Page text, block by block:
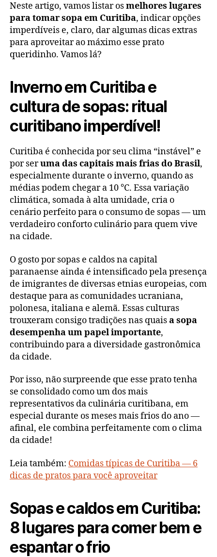
Neste artigo, vamos listar osmelhores lugares
para tomar sopa em Curitiba, indicar opções
imperdíveis e, claro, dar algumas dicas extras
para aproveitar ao máximo esse prato
queridinho. Vamos lá?
Inverno em Curitiba e
cultura de sopas: ritual
curitibano imperdível!
Curitiba é conhecida por seu clima “instável” e
por seruma das capitais mais frias do Brasil,
especialmente durante o inverno, quando as
médias podem chegar a 10 °C. Essa variação
climática, somada à alta umidade, cria o
cenário perfeito para o consumo de sopas — um
verdadeiro conforto culinário para quem vive
na cidade.
O gosto por sopas e caldos na capital
paranaense ainda é intensificado pela presença
de imigrantes de diversas etnias europeias, com
destaque para as comunidades ucraniana,
polonesa, italiana e alemã. Essas culturas
trouxeram consigo tradições nas quaisa sopa
desempenha um papel importante,
contribuindo para a diversidade gastronômica
da cidade.
Por isso, não surpreende que esse prato tenha
se consolidado como um dos mais
representativos da culinária curitibana, em
especial durante os meses mais frios do ano —
afinal, ele combina perfeitamente com o clima
da cidade!
Leia também: Comidas típicas de Curitiba — 6
dicas de pratos para você aproveitar
Sopas e caldos em Curitiba:
8 lugares para comer bem e
espantar o frio